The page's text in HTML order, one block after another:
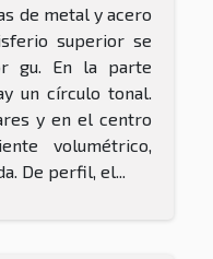
de metal y acero
superior se
gu. En la parte
un círculo tonal.
y en el centro
volumétrico,
De perfil, el...